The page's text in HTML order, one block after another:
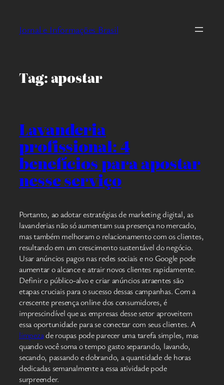
Jornal e Informações Brasil
Tag:apostar
Lavanderia
profissional: 4
benefícios para apostar
nesse serviço
Portanto, ao adotar estratégias de marketing digital, as
lavanderias não só aumentam sua presença no mercado,
mas também melhoram o relacionamento com os clientes,
resultando em um crescimento sustentável do negócio.
Usar anúncios pagos nas redes sociais e no Google pode
aumentar o alcance e atrair novos clientes rapidamente.
Definir o público-alvo e criar anúncios atraentes são
etapas cruciais para o sucesso dessas campanhas. Com a
crescente presença online dos consumidores, é
imprescindível que as empresas desse setor aproveitem
essa oportunidade para se conectar com seus clientes. A
limpezade roupas pode parecer uma tarefa simples, mas
quando você soma o tempo gasto separando, lavando,
secando, passando e dobrando, a quantidade de horas
dedicadas semanalmente a essa atividade pode
surpreender.